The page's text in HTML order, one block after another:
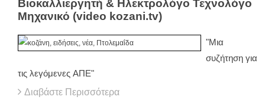
Βιοκαλλιεργητή & Ηλεκτρολόγο Τεχνολόγο
Μηχανικό (video kozani.tv)
"Μια
συζήτηση για
τις λεγόμενες ΑΠΕ"
Διαβάστε Περισσότερα